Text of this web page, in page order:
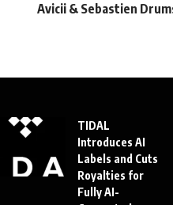
Avicii & Sebastien
TIDAL
Introduces AI
Labels and Cuts
Royalties for
Fully AI-